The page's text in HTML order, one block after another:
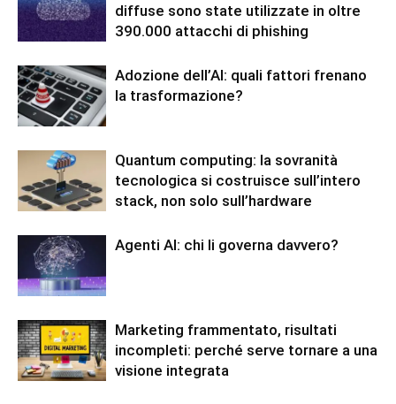
diffuse sono state utilizzate in oltre
390.000 attacchi di phishing
Adozione dell’AI: quali fattori frenano
la trasformazione?
Quantum computing: la sovranità
tecnologica si costruisce sull’intero
stack, non solo sull’hardware
Agenti AI: chi li governa davvero?
Marketing frammentato, risultati
incompleti: perché serve tornare a una
visione integrata